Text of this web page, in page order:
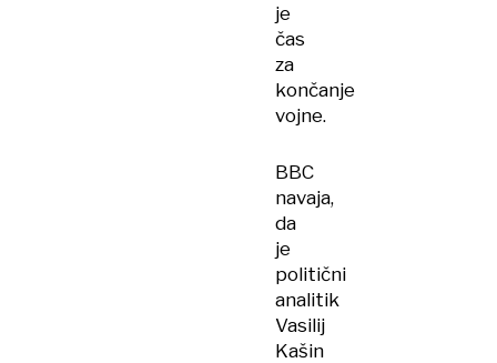
je
čas
za
končanje
vojne.
BBC
navaja,
da
je
politični
analitik
Vasilij
Kašin